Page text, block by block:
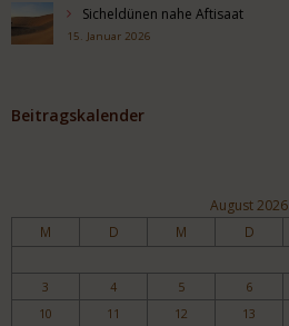
Sicheldünen nahe Aftisaat
15. Januar 2026
Beitragskalender
August 2026
M D M D
3
4 5 6
10
11 12 13